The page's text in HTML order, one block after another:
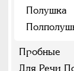
Полушка
Пробные
Для Речи